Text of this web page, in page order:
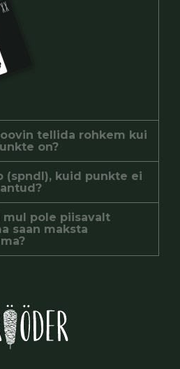
tellida rohkem kui
on?
(spndl), kuid punkte ei
mul pole piisavalt
saan maksta